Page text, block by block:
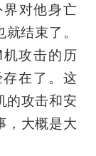
对他身亡
结束了。
攻击的历
在了。这
的攻击和安
，大概是大